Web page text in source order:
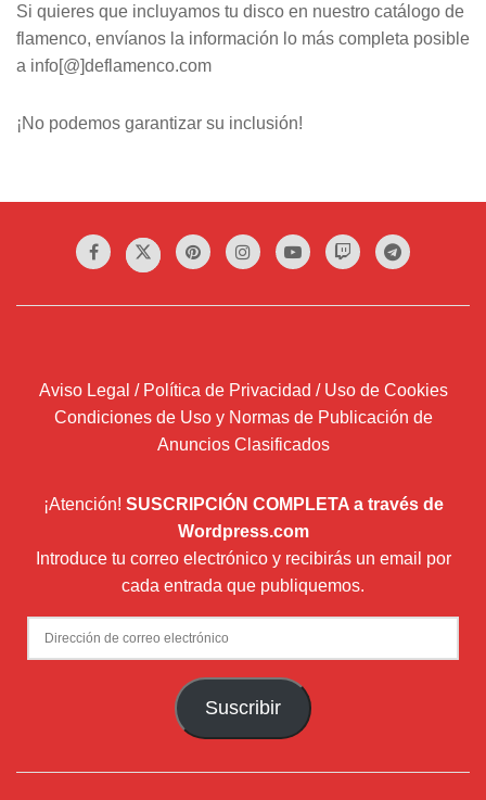
Si quieres que incluyamos tu disco en nuestro catálogo de
flamenco, envíanos la información lo más completa posible
a info[@]deflamenco.com
¡No podemos garantizar su inclusión!
Aviso Legal / Política de Privacidad / Uso de Cookies
Condiciones de Uso y Normas de Publicación de
Anuncios Clasificados
¡Atención! SUSCRIPCIÓN COMPLETA a través de
Wordpress.com
Introduce tu correo electrónico y recibirás un email por
cada entrada que publiquemos.
Dirección
de
Suscribir